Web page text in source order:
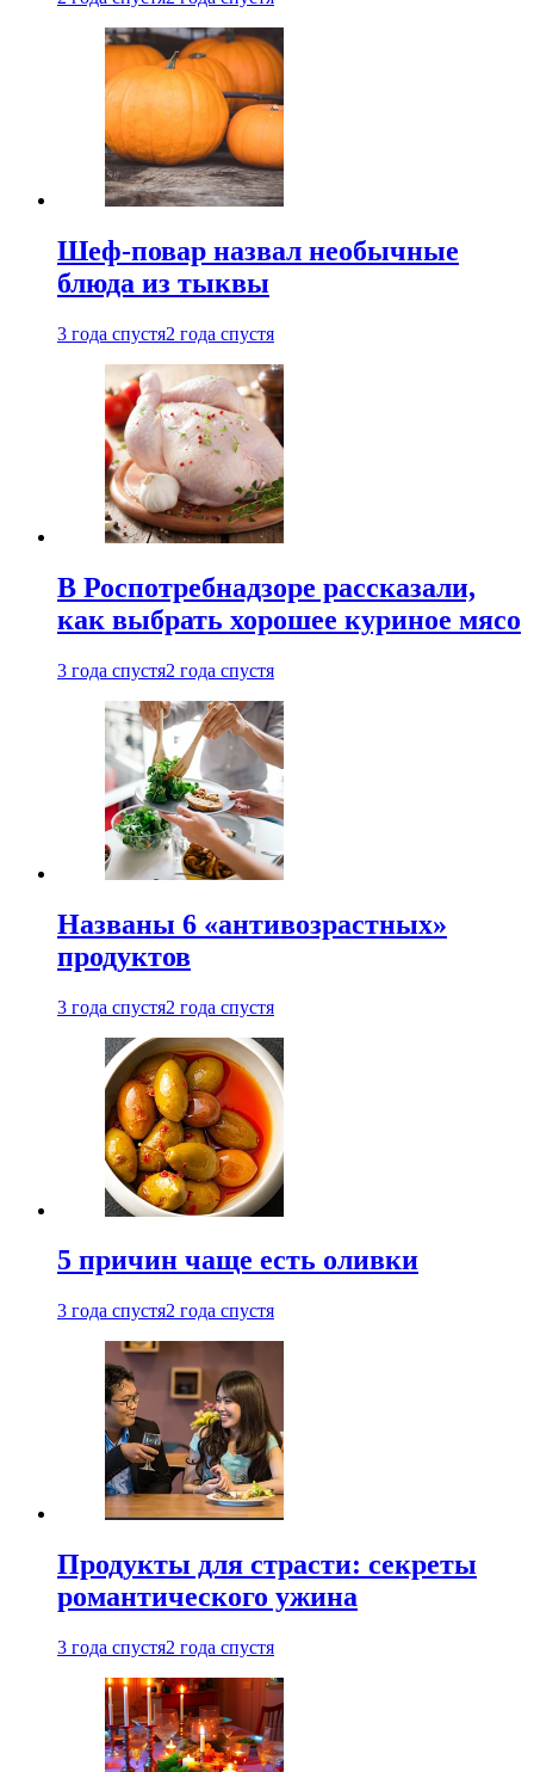
Шеф-повар назвал необычные
блюда из тыквы
3 года спустя2 года спустя
В Роспотребнадзоре рассказали,
как выбрать хорошее куриное мясо
3 года спустя2 года спустя
Названы 6 «антивозрастных»
продуктов
3 года спустя2 года спустя
5 причин чаще есть оливки
3 года спустя2 года спустя
Продукты для страсти: секреты
романтического ужина
3 года спустя2 года спустя